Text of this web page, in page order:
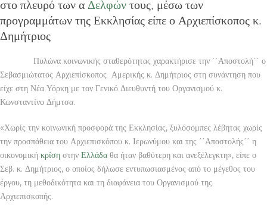
στο πλευρό των α Δελφών τους, μέσω των
προγραμμάτων της Εκκλησίας είπε ο Αρχιεπίσκοπος κ.
Δημήτριος
Πυλώνα κοινωνικής σταθερότητας χαρακτήρισε την ΄΄Αποστολή΄΄ ο
Σεβασμιώτατος Αρχιεπίσκοπος Αμερικής κ. Δημήτριος στη συνάντηση που
είχε στη Νέα Υόρκη με τον Γενικό Διευθυντή του Οργανισμού κ.
Κωνσταντίνο Δήμτσα.
«Χωρίς την κοινωνική προσφορά της Εκκλησίας, ξυλόσομπες λέβητας χωρίς
την προσπάθεια του Αρχιεπισκόπου κ. Ιερωνύμου και της ΄΄Αποστολής΄΄ η
οικονομική κρίση στην Ελλάδα θα ήταν βαθύτερη και ανεξέλεγκτη», είπε ο
Σεβ. κ. Δημήτριος, ο οποίος δήλωσε εντυπωσιασμένος από το μέγεθος του
έργου, τη μεθοδικότητα και τη διαφάνεια του Οργανισμού της
Αρχιεπισκοπής.